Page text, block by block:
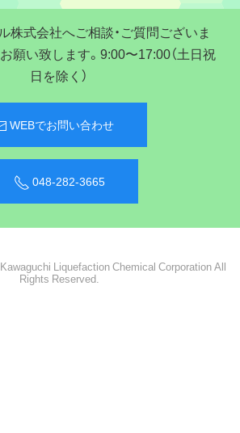
株式会社へご相談・ご質問ございま
願い致します。9:00〜17:00（土日祝
日を除く）
WEBでお問い合わせ
048-282-3665
Liquefaction Chemical Corporation All
Rights Reserved.